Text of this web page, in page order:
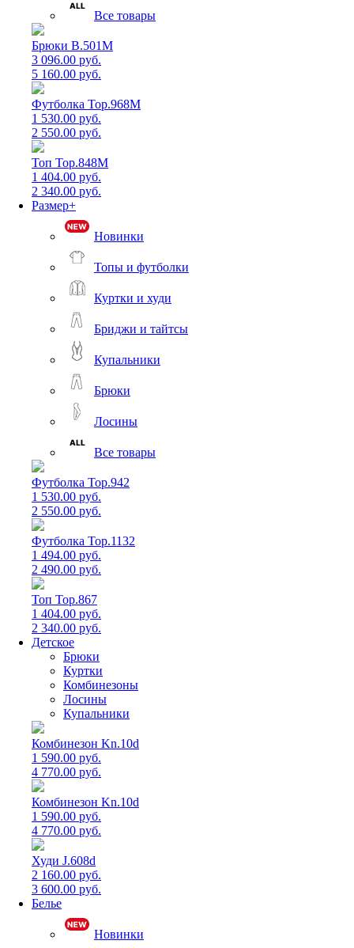
Все товары
Брюки B.501M
3 096.00 руб.
5 160.00 руб.
Футболка Top.968M
1 530.00 руб.
2 550.00 руб.
Топ Top.848M
1 404.00 руб.
2 340.00 руб.
Размер+
Новинки
Топы и футболки
Куртки и худи
Бриджи и тайтсы
Купальники
Брюки
Лосины
Все товары
Футболка Top.942
1 530.00 руб.
2 550.00 руб.
Футболка Top.1132
1 494.00 руб.
2 490.00 руб.
Топ Top.867
1 404.00 руб.
2 340.00 руб.
Детское
Брюки
Куртки
Комбинезоны
Лосины
Купальники
Комбинезон Kn.10d
1 590.00 руб.
4 770.00 руб.
Комбинезон Kn.10d
1 590.00 руб.
4 770.00 руб.
Худи J.608d
2 160.00 руб.
3 600.00 руб.
Белье
Новинки